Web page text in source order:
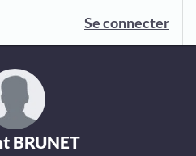
Se connecter
BRUNET